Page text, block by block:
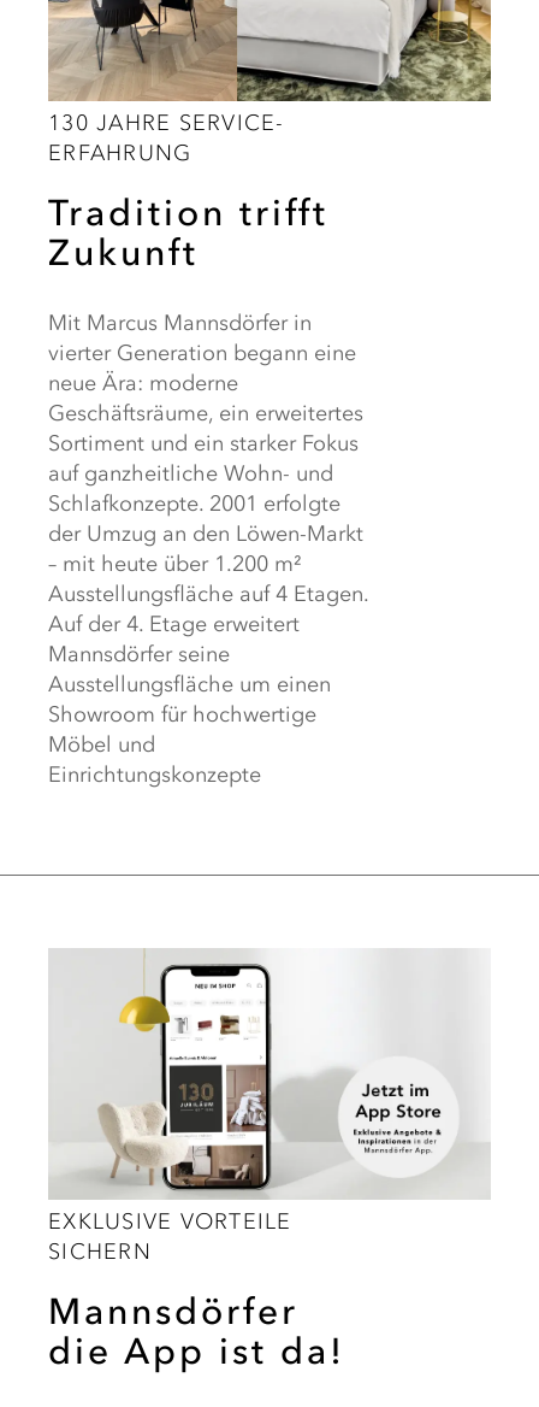
130 JAHRE SERVICE-
ERFAHRUNG
Tradition trifft
Zukunft
Mit Marcus Mannsdörfer in
vierter Generation begann eine
neue Ära: moderne
Geschäftsräume, ein erweitertes
Sortiment und ein starker Fokus
auf ganzheitliche Wohn- und
Schlafkonzepte. 2001 erfolgte
der Umzug an den Löwen-Markt
– mit heute über 1.200 m²
Ausstellungsfläche auf 4 Etagen.
Auf der 4. Etage erweitert
Mannsdörfer seine
Ausstellungsfläche um einen
Showroom für hochwertige
Möbel und
Einrichtungskonzepte
EXKLUSIVE VORTEILE
SICHERN
Mannsdörfer
die App ist da!